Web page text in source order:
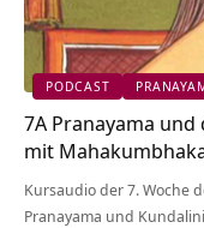
PODCAST
7A Pranayama
mit
Kursaudio der 7. Woche
Pranayama und